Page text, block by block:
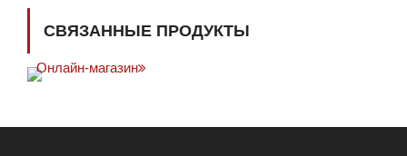
СВЯЗАННЫЕ ПРОДУКТЫ
Онлайн-магазин